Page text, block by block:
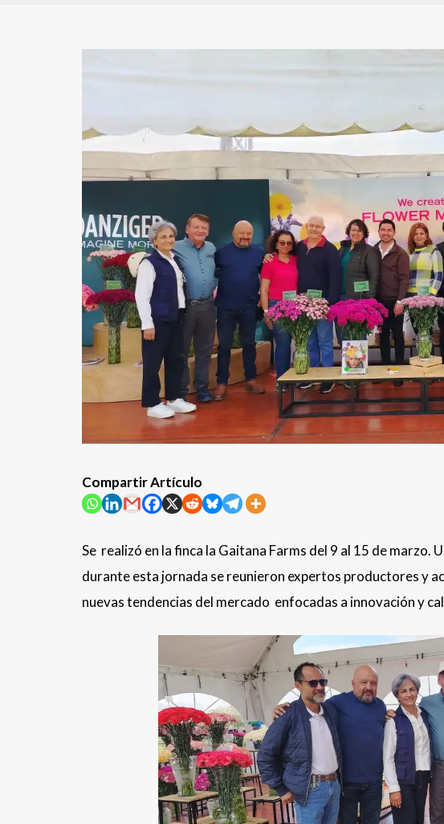
Compartir Artículo
Se realizó en la finca la Gaitana Farms del 9 al 15 de
durante esta jornada se reunieron expertos productores y
nuevas tendencias del mercado enfocadas a innovación y